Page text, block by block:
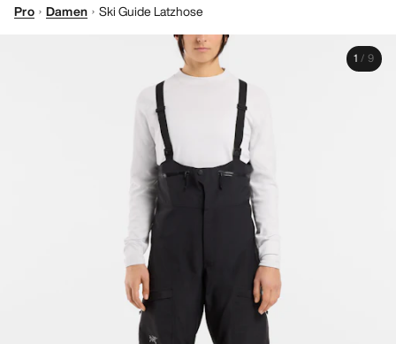
DAMEN
Pro Damen Ski Guide Latzhose
1 / 9